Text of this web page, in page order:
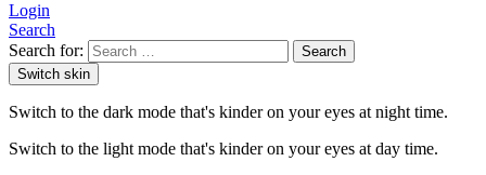
Login
Search
Search for:
Search
Switch skin
Switch to the dark mode that's kinder on your eyes at night time.
Switch to the light mode that's kinder on your eyes at day time.